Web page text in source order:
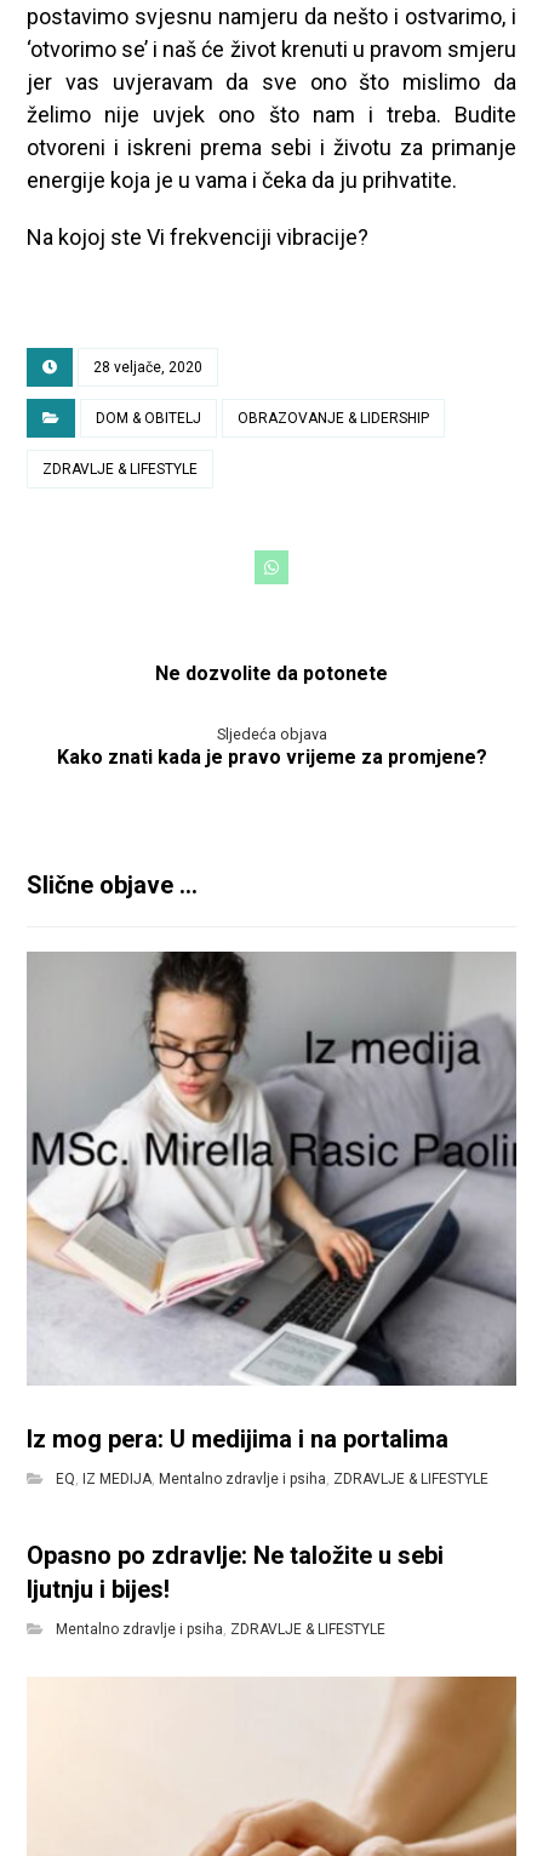
postavimo svjesnu namjeru da nešto i ostvarimo, i
‘otvorimo se’ i naš će život krenuti u pravom smjeru
jer vas uvjeravam da sve ono što mislimo da
želimo nije uvjek ono što nam i treba. Budite
otvoreni i iskreni prema sebi i životu za primanje
energije koja je u vama i čeka da ju prihvatite.
Na kojoj ste Vi frekvenciji vibracije?
28 veljače, 2020
DOM & OBITELJ OBRAZOVANJE & LIDERSHIP
ZDRAVLJE & LIFESTYLE
Ne dozvolite da potonete
Sljedeća objava
Kako znati kada je pravo vrijeme za promjene?
Slične objave ...
Iz mog pera: U medijima i na portalima
EQ, IZ MEDIJA, Mentalno zdravlje i psiha, ZDRAVLJE & LIFESTYLE
Opasno po zdravlje: Ne taložite u sebi
ljutnju i bijes!
Mentalno zdravlje i psiha, ZDRAVLJE & LIFESTYLE